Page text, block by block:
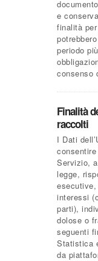
e
finalità
periodo
consenso
Finalità
raccolti
I Dati
Servizio,
legge,
interessi
parti),
dolose o
seguenti
Statistica
da